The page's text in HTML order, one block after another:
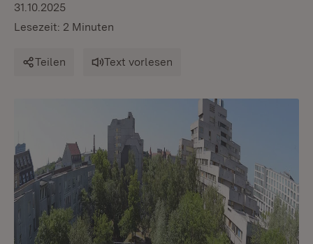
31.10.2025
Lesezeit: 2 Minuten
Teilen Text vorlesen